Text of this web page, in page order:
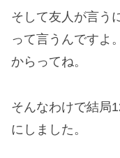
そして友人が言う
って言うんですよ
からってね。
そんなわけで結局
にしました。